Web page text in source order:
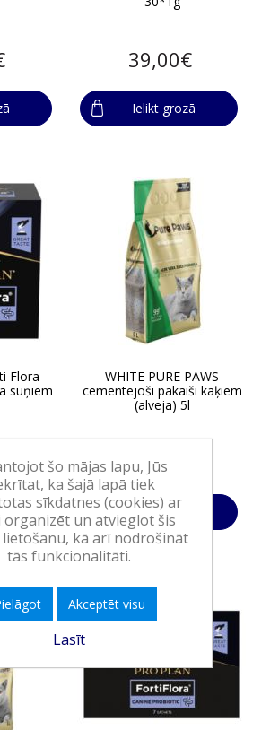
39,00€
Ielikt grozā
Flora
suņiem
WHITE PURE PAWS
cementējoši pakaiši kaķiem
(alveja) 5l
5,45€
Ielikt grozā
šo mājas lapu, Jūs
ka šajā lapā tiek
sīkdatnes (cookies) ar
organizēt un atvieglot šis
kā arī nodrošināt
tās funkcionalitāti.
Akceptēt visu
Lasīt